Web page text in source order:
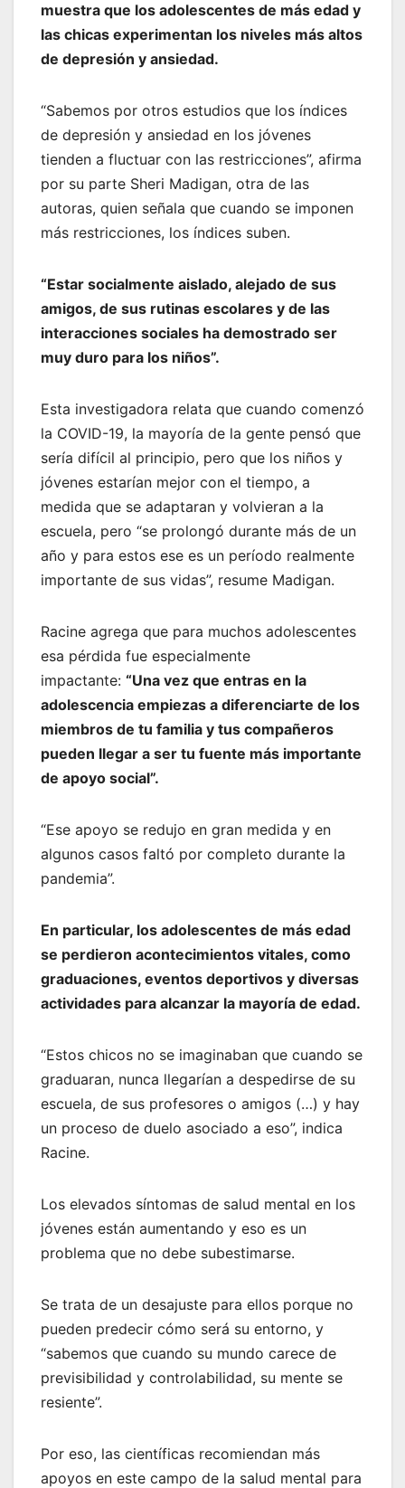
muestra que los adolescentes de más edad y
las chicas experimentan los niveles más altos
de depresión y ansiedad.
“Sabemos por otros estudios que los índices
de depresión y ansiedad en los jóvenes
tienden a fluctuar con las restricciones”, afirma
por su parte Sheri Madigan, otra de las
autoras, quien señala que cuando se imponen
más restricciones, los índices suben.
“Estar socialmente aislado, alejado de sus
amigos, de sus rutinas escolares y de las
interacciones sociales ha demostrado ser
muy duro para los niños”.
Esta investigadora relata que cuando comenzó
la COVID-19, la mayoría de la gente pensó que
sería difícil al principio, pero que los niños y
jóvenes estarían mejor con el tiempo, a
medida que se adaptaran y volvieran a la
escuela, pero “se prolongó durante más de un
año y para estos ese es un período realmente
importante de sus vidas”, resume Madigan.
Racine agrega que para muchos adolescentes
esa pérdida fue especialmente
impactante: “Una vez que entras en la
adolescencia empiezas a diferenciarte de los
miembros de tu familia y tus compañeros
pueden llegar a ser tu fuente más importante
de apoyo social”.
“Ese apoyo se redujo en gran medida y en
algunos casos faltó por completo durante la
pandemia”.
En particular, los adolescentes de más edad
se perdieron acontecimientos vitales, como
graduaciones, eventos deportivos y diversas
actividades para alcanzar la mayoría de edad.
“Estos chicos no se imaginaban que cuando se
graduaran, nunca llegarían a despedirse de su
escuela, de sus profesores o amigos (…) y hay
un proceso de duelo asociado a eso”, indica
Racine.
Los elevados síntomas de salud mental en los
jóvenes están aumentando y eso es un
problema que no debe subestimarse.
Se trata de un desajuste para ellos porque no
pueden predecir cómo será su entorno, y
“sabemos que cuando su mundo carece de
previsibilidad y controlabilidad, su mente se
resiente”.
Por eso, las científicas recomiendan más
apoyos en este campo de la salud mental para